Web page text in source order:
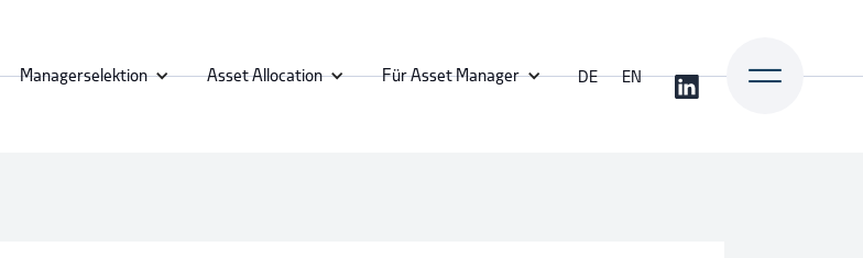
Managerselektion Asset Allocation Für Asset Manager DE EN